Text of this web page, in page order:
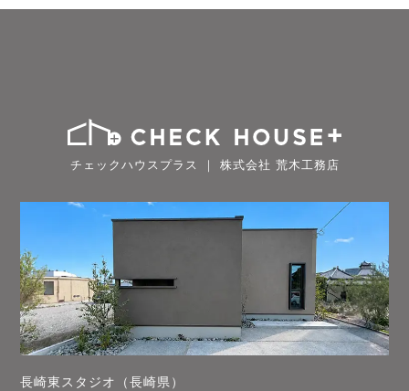
チェックハウスプラス ｜ 株式会社 荒木工務店
長崎東スタジオ（長崎県）